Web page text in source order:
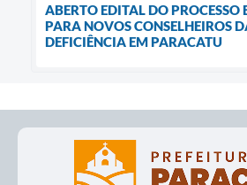
ABERTO EDITAL DO PROCESSO
PARA NOVOS CONSELHEIROS
DEFICIÊNCIA EM PARACATU